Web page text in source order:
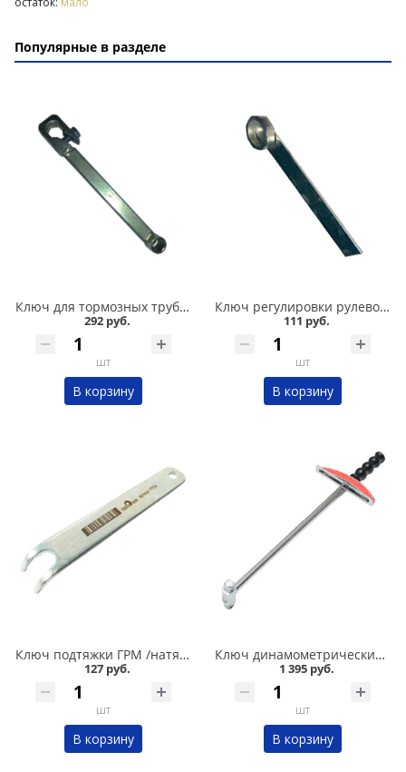
Популярные в разделе
Ключ для тормозных трубок 10*12 усиленный в Кургане
292 руб.
шт
В корзину
Ключ регулировки рулевой рейки 2110-012 в Кургане
111 руб.
шт
В корзину
Ключ подтяжки ГРМ /натяжитель ролика/ 2108-2110-2112 Сервис ключ в Кургане
127 руб.
шт
В корзину
Ключ динамометрический шкальный 1/2 Сервис ключ в Кургане
1 395 руб.
шт
В корзину